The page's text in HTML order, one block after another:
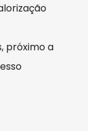
próximo a